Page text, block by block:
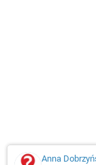
Anna